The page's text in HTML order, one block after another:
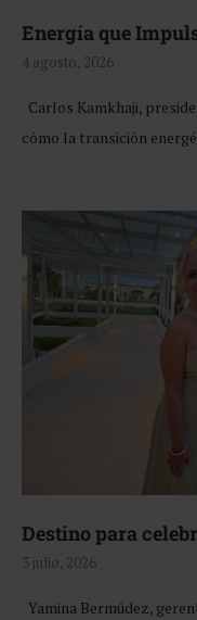
Energía que
4 agosto, 2026
Carlos Kamkhaji,
cómo la transición
Destino para
3 julio, 2026
Yamina Bermúdez,